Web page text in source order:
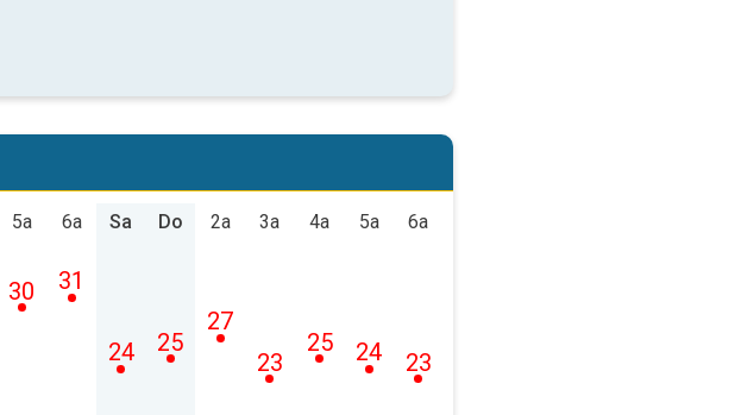
5a
30
6a
31
Sa
24
Do
25
2a
27
3a
23
4a
25
5a
24
6a
23